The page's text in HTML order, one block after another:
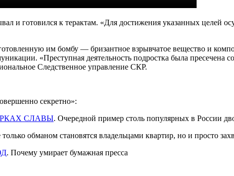
и готовился к терактам. «Для достижения указанных целей
им бомбу — бризантное взрывчатое вещество и
«Преступная деятельность подростка была
Следственное управление СКР.
секретно»:
СЛАВЫ. Очередной пример столь популярных в России
обманом становятся владельцами квартир, но и просто
. Почему умирает бумажная пресса